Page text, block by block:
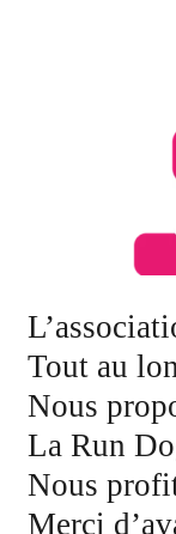
Tout au
Nous
La Run
Nous
Merci